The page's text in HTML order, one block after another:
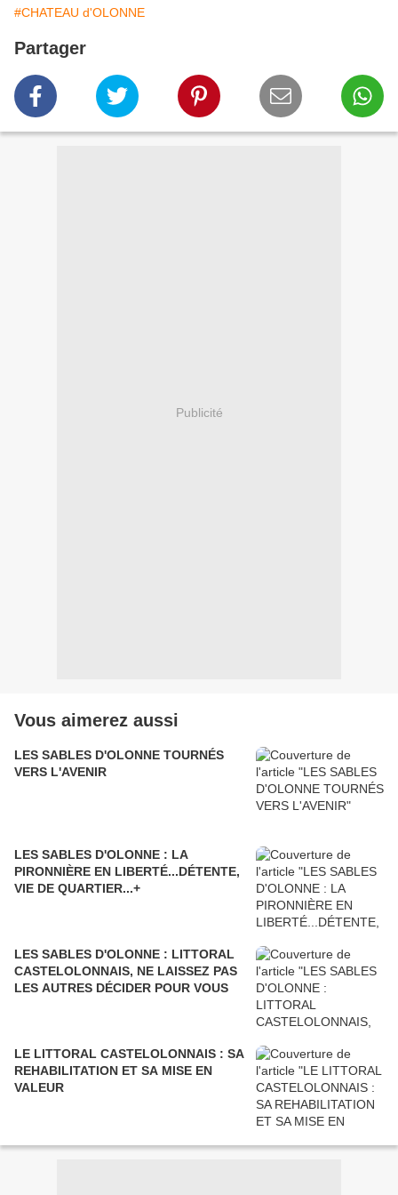
#CHATEAU d'OLONNE
Partager
Publicité
Vous aimerez aussi
LES SABLES D'OLONNE TOURNÉS
VERS L'AVENIR
LES SABLES D'OLONNE : LA
PIRONNIÈRE EN LIBERTÉ...DÉTENTE,
VIE DE QUARTIER...+
LES SABLES D'OLONNE : LITTORAL
CASTELOLONNAIS, NE LAISSEZ PAS
LES AUTRES DÉCIDER POUR VOUS
LE LITTORAL CASTELOLONNAIS : SA
REHABILITATION ET SA MISE EN
VALEUR